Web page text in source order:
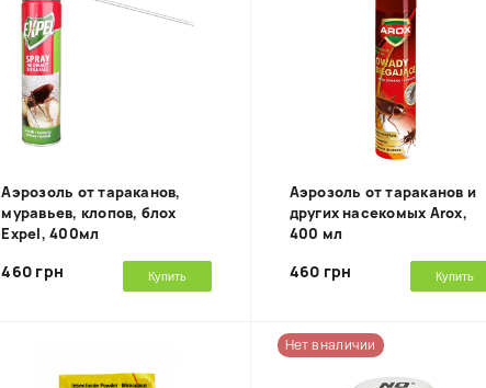
Аэрозоль от тараканов,
муравьев, клопов, блох
Expel, 400мл
460 грн Купить
Аэрозоль от тараканов и
других насекомых Arox,
400 мл
460 грн Купить
Нет в наличии